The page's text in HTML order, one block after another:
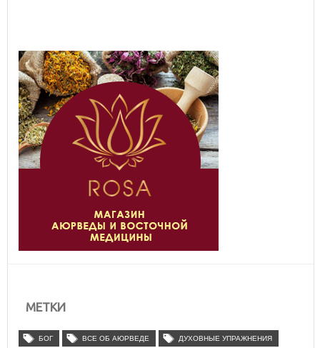
МЕТКИ
БОГ ВСЕ ОБ АЮРВЕДЕ ДУХОВНЫЕ УПРАЖНЕНИЯ